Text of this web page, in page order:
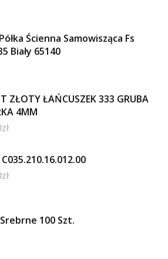
Ścienna Samowisząca Fs
Biały 65140
ZŁOTY ŁAŃCUSZEK 333 GRUBA
4MM
zł
zł
100 Szt.